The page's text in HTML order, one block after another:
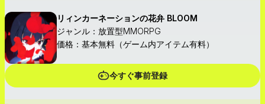
リィンカーネーションの花弁 BLOOM
ジャンル：放置型MMORPG
価格：基本無料（ゲーム内アイテム有料）
今すぐ事前登録